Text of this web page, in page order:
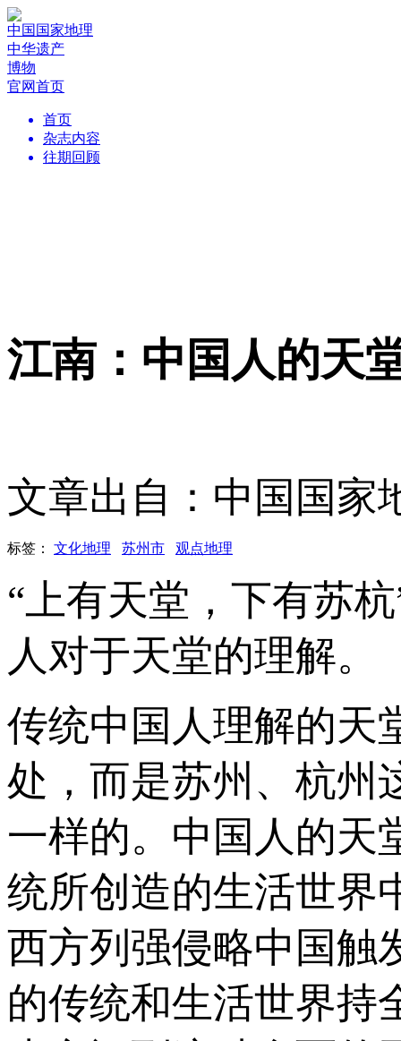
中国国家地理
中华遗产
博物
官网首页
首页
杂志内容
往期回顾
江南：中国人的天
文章出自：中国国家
标签： 文化地理 苏州市 观点地理
“上有天堂，下有苏
人对于天堂的理解。
传统中国人理解的天
处，而是苏州、杭州
一样的。中国人的天
统所创造的生活世界
西方列强侵略中国触
的传统和生活世界持